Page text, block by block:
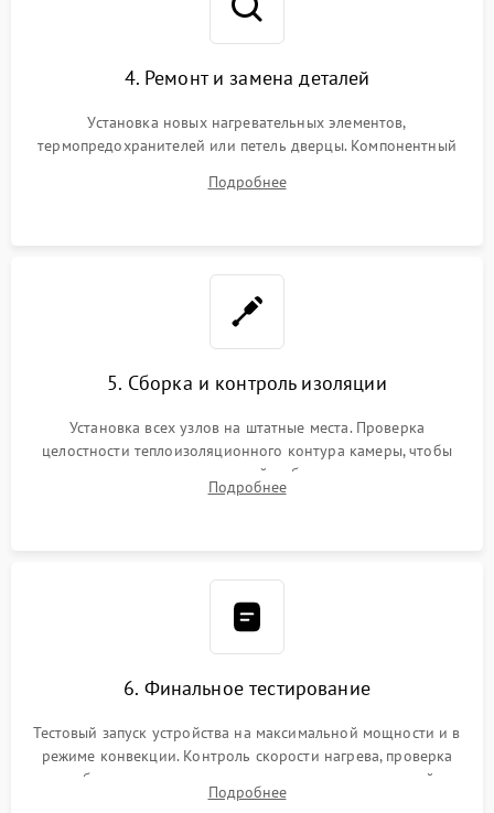
4. Ремонт и замена деталей
Установка новых нагревательных элементов,
термопредохранителей или петель дверцы. Компонентный
выгоревших реле, восстановление контактов и замена
Подробнее
5. Сборка и контроль изоляции
Установка всех узлов на штатные места. Проверка
целостности теплоизоляционного контура камеры, чтобы
исключить перегрев кухонной мебели и потерю тепла.
Надежная фиксация клемм и сборка корпуса шкафа.
Подробнее
6. Финальное тестирование
Тестовый запуск устройства на максимальной мощности и в
режиме конвекции. Контроль скорости нагрева, проверка
срабатывания термостата при достижении заданной
температуры и тест на отсутствие утечек тока.
Подробнее